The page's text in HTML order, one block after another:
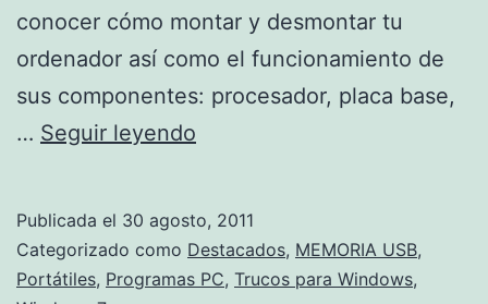
conocer cómo montar y desmontar tu
ordenador así como el funcionamiento de
sus componentes: procesador, placa base,
… Seguir leyendo
tu
PC
Publicada el 30 agosto, 2011
Categorizado como Destacados, MEMORIA USB,
Portátiles, Programas PC, Trucos para Windows,